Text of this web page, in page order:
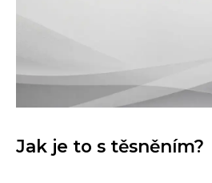
Jak je to s těsněním?